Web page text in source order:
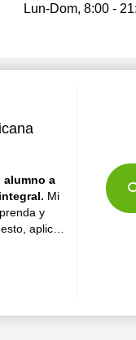
Lun-Dom, 8:00 -
alumno a
Mi
y
aplico
ella la